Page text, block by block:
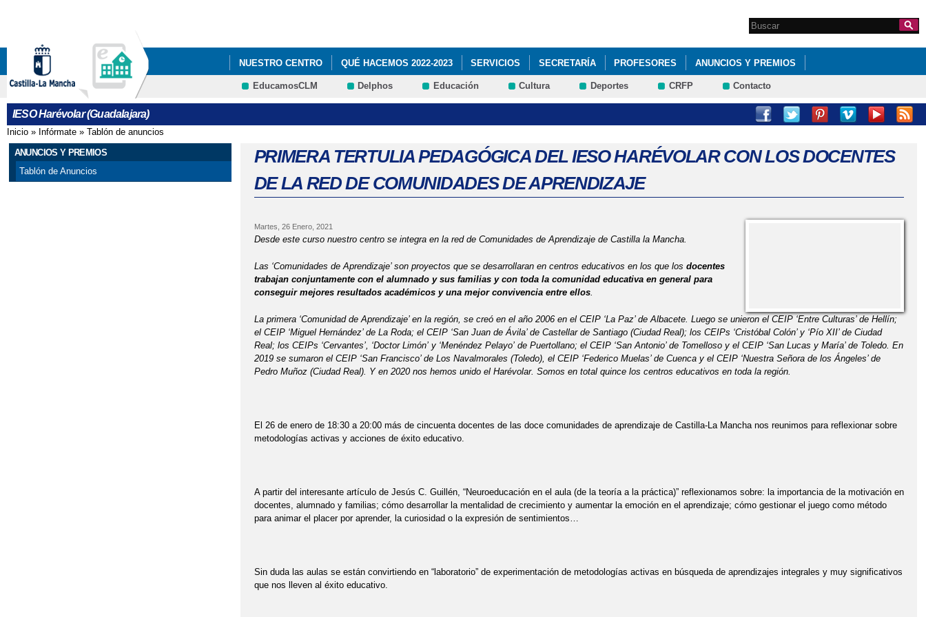
Formulario de
búsqueda
Search this site
NUESTRO CENTRO QUÉ HACEMOS 2022-2023 SERVICIOS SECRETARÍA PROFESORES ANUNCIOS Y PREMIOS
EducamosCLM Delphos Educación Cultura Deportes CRFP Contacto
IESO Harévolar (Guadalajara)
Se encuentra usted aquí
Inicio » Infórmate » Tablón de anuncios
ANUNCIOS Y PREMIOS
Tablón de Anuncios
PRIMERA TERTULIA PEDAGÓGICA DEL IESO HARÉVOLAR CON LOS DOCENTES
DE LA RED DE COMUNIDADES DE APRENDIZAJE
Martes, 26 Enero, 2021
Desde este curso nuestro centro se integra en la red de Comunidades de Aprendizaje de Castilla la Mancha.
Las ‘Comunidades de Aprendizaje’ son proyectos que se desarrollaran en centros educativos en los que los docentes
trabajan conjuntamente con el alumnado y sus familias y con toda la comunidad educativa en general para
conseguir mejores resultados académicos y una mejor convivencia entre ellos.
La primera ‘Comunidad de Aprendizaje’ en la región, se creó en el año 2006 en el CEIP ‘La Paz’ de Albacete. Luego se unieron el CEIP ‘Entre Culturas’ de Hellín;
el CEIP ‘Miguel Hernández’ de La Roda; el CEIP ‘San Juan de Ávila’ de Castellar de Santiago (Ciudad Real); los CEIPs ‘Cristóbal Colón’ y ‘Pío XII’ de Ciudad
Real; los CEIPs ‘Cervantes’, ‘Doctor Limón’ y ‘Menéndez Pelayo’ de Puertollano; el CEIP ‘San Antonio’ de Tomelloso y el CEIP ‘San Lucas y María’ de Toledo. En
2019 se sumaron el CEIP ‘San Francisco’ de Los Navalmorales (Toledo), el CEIP ‘Federico Muelas’ de Cuenca y el CEIP ‘Nuestra Señora de los Ángeles’ de
Pedro Muñoz (Ciudad Real). Y en 2020 nos hemos unido el Harévolar. Somos en total quince los centros educativos en toda la región.
El 26 de enero de 18:30 a 20:00 más de cincuenta docentes de las doce comunidades de aprendizaje de Castilla-La Mancha nos reunimos para reflexionar sobre
metodologías activas y acciones de éxito educativo.
A partir del interesante artículo de Jesús C. Guillén, “Neuroeducación en el aula (de la teoría a la práctica)” reflexionamos sobre: la importancia de la motivación en
docentes, alumnado y familias; cómo desarrollar la mentalidad de crecimiento y aumentar la emoción en el aprendizaje; cómo gestionar el juego como método
para animar el placer por aprender, la curiosidad o la expresión de sentimientos…
Sin duda las aulas se están convirtiendo en “laboratorio” de experimentación de metodologías activas en búsqueda de aprendizajes integrales y muy significativos
que nos lleven al éxito educativo.